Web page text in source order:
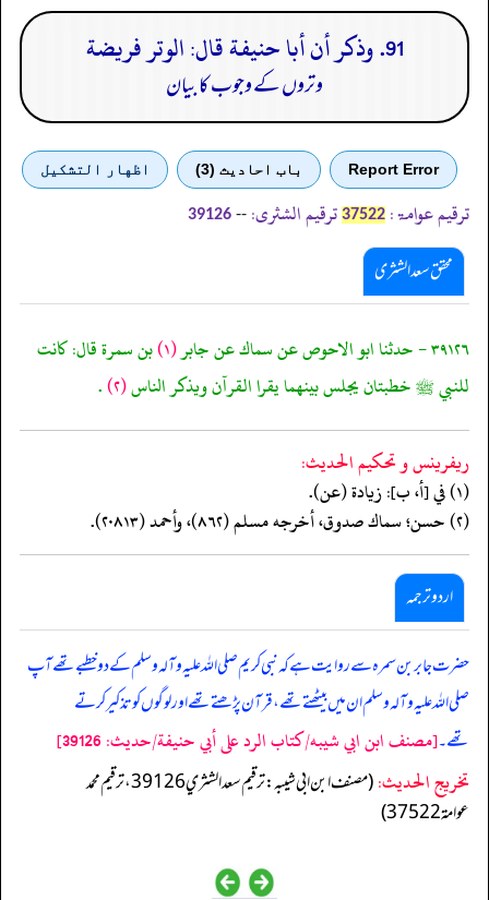
91. وذكر أن أبا حنيفة قال: الوتر فريضة
وتروں کے وجوب کا بیان
Report Error باب احادیث (3) اظهار التشكيل
ترقیم عوامۃ: 37522 ترقیم الشثری: --
39126
محقق سعد الشثری
٣٩١٢٦ - حدثنا ابو الاحوص عن سماك عن جابر (١) بن سمرة قال: كانت
للنبي ﷺ خطبتان يجلس بينهما يقرا القرآن ويذكر الناس(٢) .
ريفرينس و تحكيم الحدیث:
(١) في [أ، ب]: زيادة (عن).
(٢) حسن؛ سماك صدوق، أخرجه مسلم (٨٦٢)، وأحمد (٢٠٨١٣).
اردو ترجمہ
حضرت جابر بن سمرہ سے روایت ہے کہ نبی کریم صلی اللہ علیہ وآلہ وسلم کے دو خطبے تھے آپ
صلی اللہ علیہ وآلہ وسلم ان میں بیٹھتے تھے، قرآن پڑھتے تھے اور لوگوں کو تذکیر کرتے
تھے۔[مصنف ابن ابي شيبه/كتاب الرد على أبي حنيفة/حدیث: 39126]
تخریج الحدیث:
(مصنف ابن ابي شيبه: ترقيم سعد الشثري 39126، ترقيم محمد
عوامة 37522)